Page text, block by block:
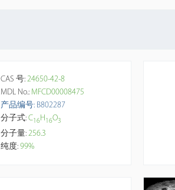
CAS 号: 24650-42-8
MDL No.: MFCD00008475
产品编号: B802287
分子式: C1 6H1 6O3
分子量: 256.3
纯度: 99%